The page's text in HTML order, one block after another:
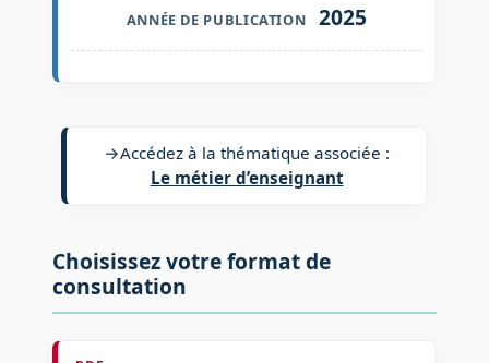
ANNÉE DE PUBLICATION 2025
→Accédez à la thématique associée :
Le métier d’enseignant
Choisissez votre format de
consultation